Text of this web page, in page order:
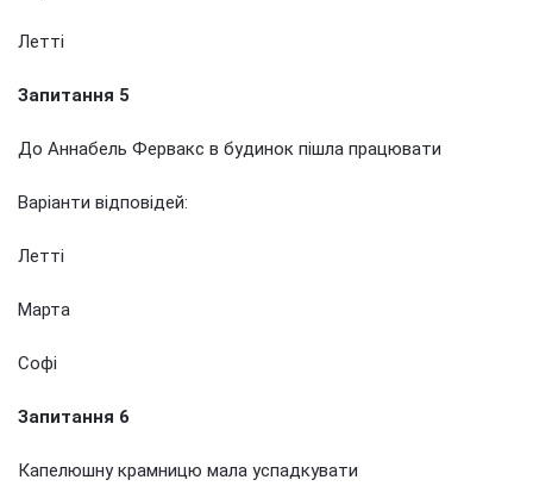
Летті
Запитання 5
До Аннабель Фервакс в будинок пішла працювати
Варіанти відповідей:
Летті
Марта
Софі
Запитання 6
Капелюшну крамницю мала успадкувати